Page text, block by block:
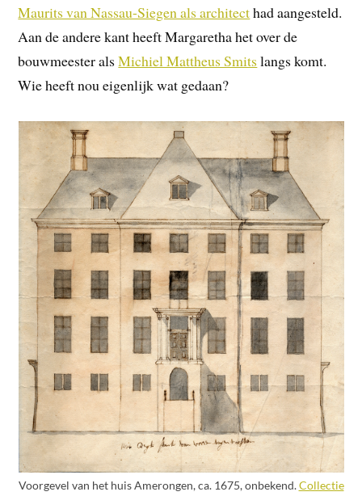
Maurits van Nassau-Siegen als architecthad aangesteld.
Aan de andere kant heeft Margaretha het over de
bouwmeester alsMichiel Mattheus Smits langs komt.
Wie heeft nou eigenlijk wat gedaan?
Voorgevel van het huis Amerongen, ca. 1675, onbekend.Collectie